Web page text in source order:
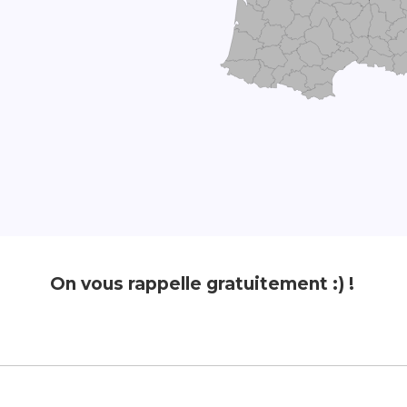
On vous rappelle gratuitement :) !